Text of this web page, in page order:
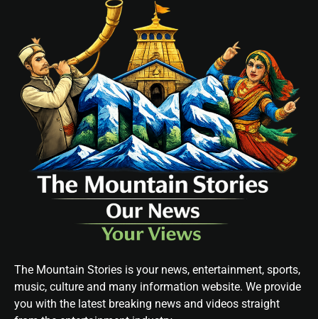
The Mountain Stories is your news, entertainment, sports,
music, culture and many information website. We provide
you with the latest breaking news and videos straight